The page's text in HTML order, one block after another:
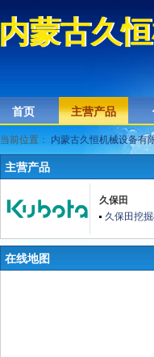
内蒙古久
蒙古久
首页 主营产品
当前位置： 内蒙古久恒机械设备有
主营产品
久保田
久保田挖
在线地图